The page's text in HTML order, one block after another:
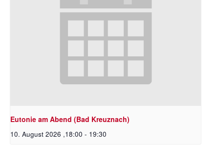
Eutonie am Abend (Bad Kreuznach)
10. August 2026 ,18:00 - 19:30